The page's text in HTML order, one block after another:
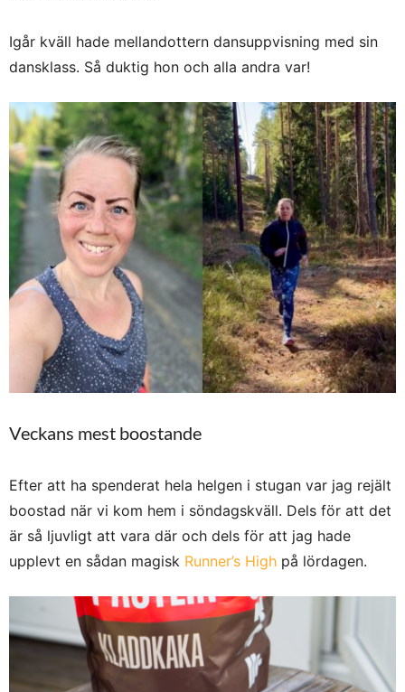
Igår kväll hade mellandottern dansuppvisning med sin
dansklass. Så duktig hon och alla andra var!
Veckans mest boostande
Efter att ha spenderat hela helgen i stugan var jag rejält
boostad när vi kom hem i söndagskväll. Dels för att det
är så ljuvligt att vara där och dels för att jag hade
upplevt en sådan magisk Runner’s High på lördagen.